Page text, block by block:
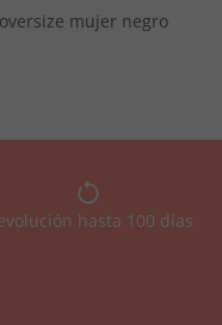
mujer negro
hasta 100 días